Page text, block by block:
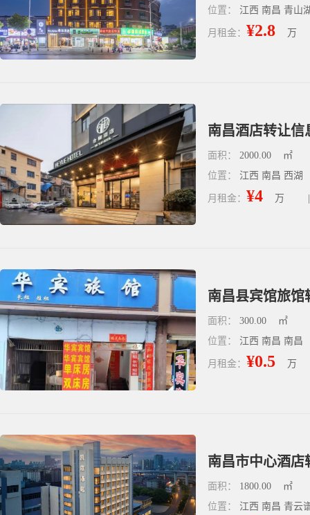
位置： 江西 南昌 青山
月租金： ¥2.8 万
南昌酒店转让信
面积： 2000.00
㎡
位置： 江西 南昌 西湖
月租金： ¥4 万
南昌县宾馆旅馆
面积： 300.00
㎡
位置： 江西 南昌 南昌
月租金： ¥0.5 万
南昌市中心酒店
面积： 1800.00
㎡
位置： 江西 南昌 青云